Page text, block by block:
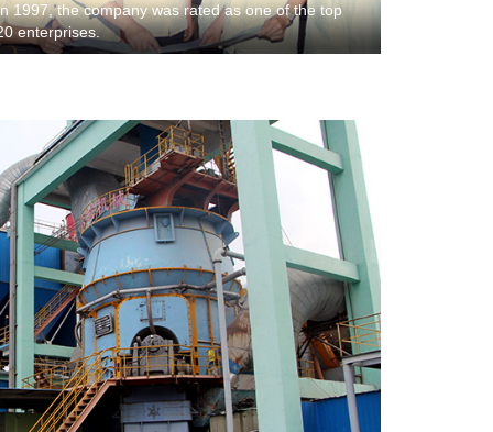
1997, the company was rated as one of the top
enterprises.